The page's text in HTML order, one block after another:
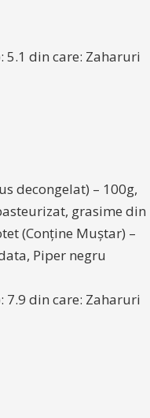
5.1 din care: Zaharuri
decongelat) – 100g,
grasime din
(Conține Muștar) –
Piper negru
7.9 din care: Zaharuri